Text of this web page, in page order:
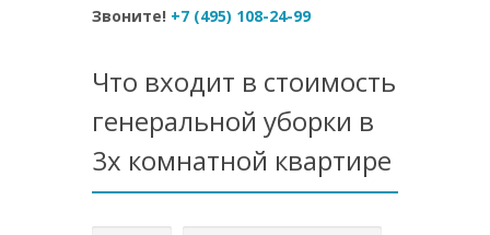
Звоните! +7 (495) 108-24-99
Что входит в стоимость
генеральной уборки в
3х комнатной квартире